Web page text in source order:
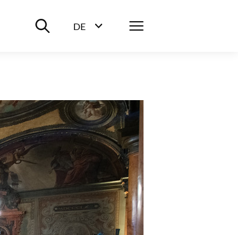
Suche ein-/ausblenden
DE
Menü